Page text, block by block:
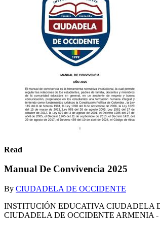
Read
Manual De Convivencia 2025
By CIUDADELA DE OCCIDENTE
INSTITUCIÓN EDUCATIVA CIUDADELA
CIUDADELA DE OCCIDENTE ARMENIA